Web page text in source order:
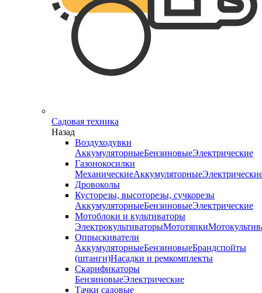
Садовая техника
Назад
Воздуходувки
АккумуляторныеБензиновыеЭлектрические
Газонокосилки
МеханическиеАккумуляторные
Дровоколы
Кусторезы, высоторезы, сучкорезы
АккумуляторныеБензиновыеЭлектрические
Мотоблоки и культиваторы
ЭлектрокультиваторыМототяпки
Опрыскиватели
АккумуляторныеБензиновыеБрандспойты
(штанги)Насадки и ремкомплекты
Скарификаторы
БензиновыеЭлектрические
Тачки садовые